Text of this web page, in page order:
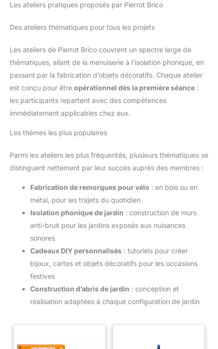
Les ateliers pratiques proposés par Pierrot Brico
Des ateliers thématiques pour tous les projets
Les ateliers de Pierrot Brico couvrent un spectre large de
thématiques, allant de la menuiserie à l’isolation phonique, en
passant par la fabrication d’objets décoratifs. Chaque atelier
est conçu pour être opérationnel dès la première séance :
les participants repartent avec des compétences
immédiatement applicables chez eux.
Les thèmes les plus populaires
Parmi les ateliers les plus fréquentés, plusieurs thématiques se
distinguent nettement par leur succès auprès des membres :
Fabrication de remorques pour vélo : en bois ou en
métal, pour les trajets du quotidien
Isolation phonique de jardin : construction de murs
anti-bruit pour les jardins exposés aux nuisances
sonores
Cadeaux DIY personnalisés : tutoriels pour créer
bijoux, cartes et objets décoratifs pour les occasions
festives
Construction d’abris de jardin : conception et
réalisation adaptées à chaque configuration de jardin